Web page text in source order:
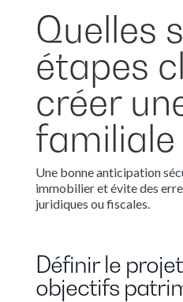
Quelles
étapes
créer
familiale
Une bonne anticipation
immobilier et évite des
juridiques ou fiscales.
Définir le
objectifs